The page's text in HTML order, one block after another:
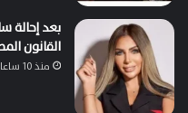
القانون
منذ 10 ساعات